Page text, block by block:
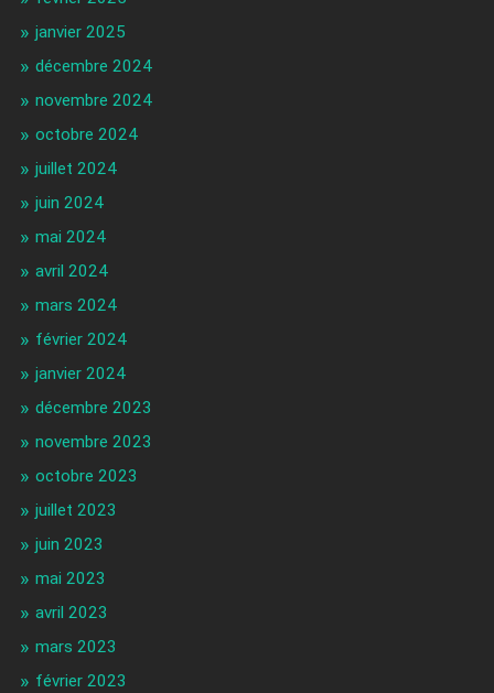
janvier 2025
décembre 2024
novembre 2024
octobre 2024
juillet 2024
juin 2024
mai 2024
avril 2024
mars 2024
février 2024
janvier 2024
décembre 2023
novembre 2023
octobre 2023
juillet 2023
juin 2023
mai 2023
avril 2023
mars 2023
février 2023